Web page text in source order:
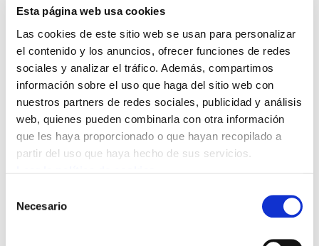
Esta página web usa cookies
Las cookies de este sitio web se usan para personalizar
el contenido y los anuncios, ofrecer funciones de redes
sociales y analizar el tráfico. Además, compartimos
información sobre el uso que haga del sitio web con
nuestros partners de redes sociales, publicidad y análisis
web, quienes pueden combinarla con otra información
que les haya proporcionado o que hayan recopilado a
partir del uso que haya hecho de sus servicios.
Necesario
tasa de mortalidad desconocida desde hace
mucho tiempo, con 12 muertos en apenas dos
meses. Cuando ELA y LAB hemos querido
abordar en el Consejo propuestas para hacer
frente a esta gravísima situación, el Gobierno
ha convocado una reunión extraordinaria para
gestionar los excedentes de las mutuas, lo que
supone destinar el dinero acumulado mediante